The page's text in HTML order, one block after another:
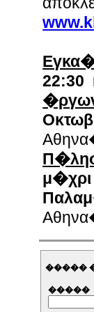
22:30
�����
�����